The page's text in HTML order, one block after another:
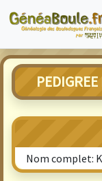
Nom complet: